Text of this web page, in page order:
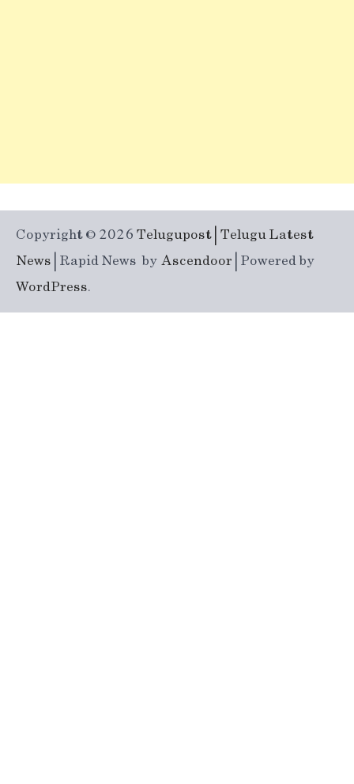
Copyright © 2026 Telugupost | Telugu Latest
News | Rapid News byAscendoor | Powered by
WordPress.